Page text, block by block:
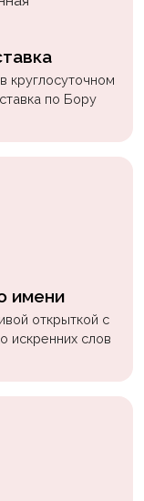
круглосуточном
по Бору
имени
открыткой с
искренних слов